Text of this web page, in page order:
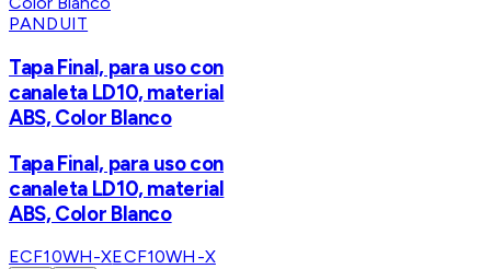
PANDUIT
Tapa Final, para uso con
canaleta LD10, material
ABS, Color Blanco
Tapa Final, para uso con
canaleta LD10, material
ABS, Color Blanco
ECF10WH-XECF10WH-X